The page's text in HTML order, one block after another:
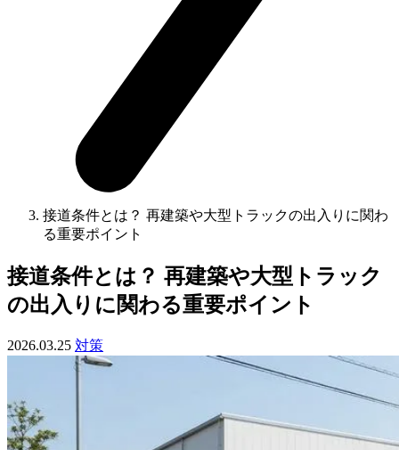
接道条件とは？ 再建築や大型トラックの出入りに関わ
る重要ポイント
接道条件とは？ 再建築や大型トラック
の出入りに関わる重要ポイント
2026.03.25 対策